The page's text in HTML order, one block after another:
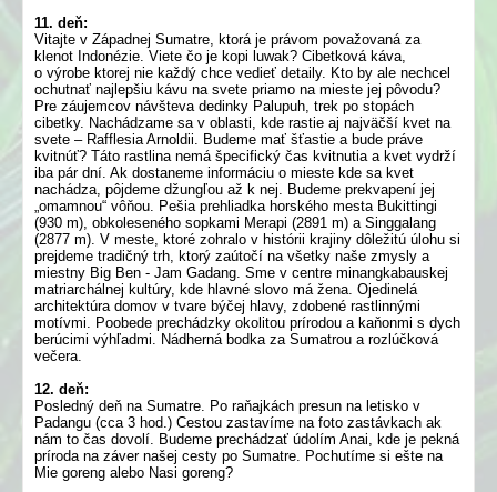
11. deň:
Vitajte v Západnej Sumatre, ktorá je právom považovaná za
klenot Indonézie. Viete čo je kopi luwak? Cibetková káva,
o výrobe ktorej nie každý chce vedieť detaily. Kto by ale nechcel
ochutnať najlepšiu kávu na svete priamo na mieste jej pôvodu?
Pre záujemcov návšteva dedinky Palupuh, trek po stopách
cibetky. Nachádzame sa v oblasti, kde rastie aj najväčší kvet na
svete – Rafflesia Arnoldii. Budeme mať šťastie a bude práve
kvitnúť? Táto rastlina nemá špecifický čas kvitnutia a kvet vydrží
iba pár dní. Ak dostaneme informáciu o mieste kde sa kvet
nachádza, pôjdeme džungľou až k nej. Budeme prekvapení jej
„omamnou“ vôňou. Pešia prehliadka horského mesta Bukittingi
(930 m), obkoleseného sopkami Merapi (2891 m) a Singgalang
(2877 m). V meste, ktoré zohralo v histórii krajiny dôležitú úlohu si
prejdeme tradičný trh, ktorý zaútočí na všetky naše zmysly a
miestny Big Ben - Jam Gadang. Sme v centre minangkabauskej
matriarchálnej kultúry, kde hlavné slovo má žena. Ojedinelá
architektúra domov v tvare býčej hlavy, zdobené rastlinnými
motívmi. Poobede prechádzky okolitou prírodou a kaňonmi s dych
berúcimi výhľadmi. Nádherná bodka za Sumatrou a rozlúčková
večera.
12. deň:
Posledný deň na Sumatre. Po raňajkách presun na letisko v
Padangu (cca 3 hod.) Cestou zastavíme na foto zastávkach ak
nám to čas dovolí. Budeme prechádzať údolím Anai, kde je pekná
príroda na záver našej cesty po Sumatre. Pochutíme si ešte na
Mie goreng alebo Nasi goreng?